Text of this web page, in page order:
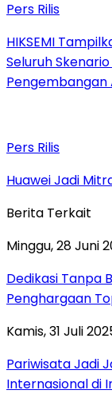
Pers Rilis
HIKSEMI
Seluruh
Pengembangan
Pers Rilis
Huawei Jadi
Berita Terkait
Minggu, 28 Juni
Dedikasi Tanpa
Penghargaan
Kamis, 31 Juli
Pariwisata Jadi
Internasional di